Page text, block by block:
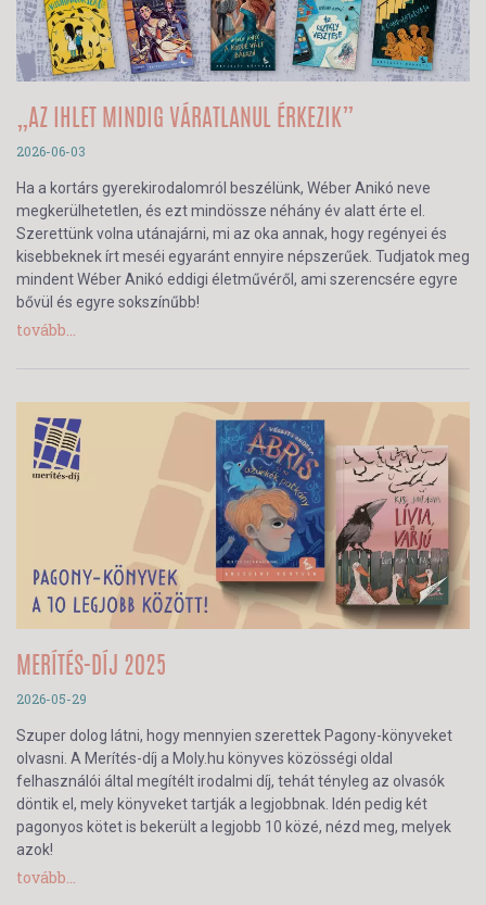
„AZ IHLET MINDIG VÁRATLANUL ÉRKEZIK”
2026-06-03
Ha a kortárs gyerekirodalomról beszélünk, Wéber Anikó neve
megkerülhetetlen, és ezt mindössze néhány év alatt érte el.
Szerettünk volna utánajárni, mi az oka annak, hogy regényei és
kisebbeknek írt meséi egyaránt ennyire népszerűek. Tudjatok meg
mindent Wéber Anikó eddigi életművéről, ami szerencsére egyre
bővül és egyre sokszínűbb!
tovább...
MERÍTÉS-DÍJ 2025
2026-05-29
Szuper dolog látni, hogy mennyien szerettek Pagony-könyveket
olvasni. A Merítés-díj a Moly.hu könyves közösségi oldal
felhasználói által megítélt irodalmi díj, tehát tényleg az olvasók
döntik el, mely könyveket tartják a legjobbnak. Idén pedig két
pagonyos kötet is bekerült a legjobb 10 közé, nézd meg, melyek
azok!
tovább...